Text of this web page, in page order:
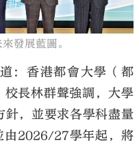
發展藍圖。
：香港都會大學（都
長林群聲強調，大學
，並要求各學科盡量
由2026/27學年起，將